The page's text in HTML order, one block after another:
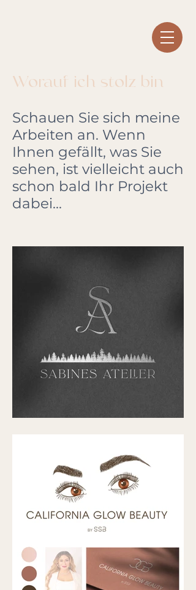
Worauf ich stolz bin
Schauen Sie sich meine
Arbeiten an. Wenn
Ihnen gefällt, was Sie
sehen, ist vielleicht auch
schon bald Ihr Projekt
dabei...